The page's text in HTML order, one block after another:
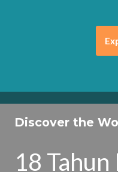
Discover the
18